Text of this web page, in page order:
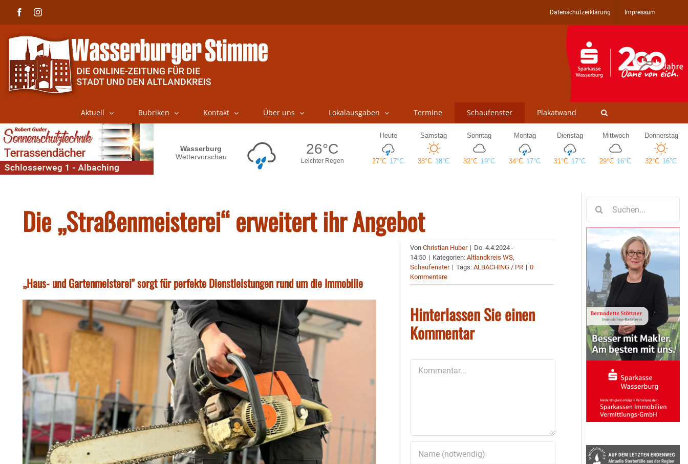
FacebookInstagram Datenschutzerklärung Impressum
Aktuell Rubriken Kontakt Über uns Lokalausgaben Termine Schaufenster Plakatwand
Die „Straßenmeisterei“ erweitert ihr Angebot
„Haus- und Gartenmeisterei" sorgt für perfekte Dienstleistungen rund um die Immobilie
VonChristian Huber | Do. 4.4.2024 -
14:50 | Kategorien:Altlandkreis WS,
Schaufenster | Tags:ALBACHING / PR | 0
Kommentare
Hinterlassen Sie einen
Kommentar
nach: